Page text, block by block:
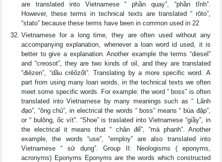
are translated into Vietnamese “ phần quay”, “phần tĩnh”.
However, these terms in technical texts are translated “ rôto”,
“stato” because these terms have been in common used in 22
Vietnamese for a long time, they are often used without any
accompanying explanation, whenever a loan word id used, it is
better to give a explanation. Another example the terms “diesel”
and “creosot”, they are two kinds of oil, and they are translated
“điêzen”, “dầu crêôzốt”. Translating by a more specific word. A
part from using many loan words, in the technical texts we often
meet some specific words. For example: the word “ boss” is often
translated into Vietnamese by many meanings such as “ Lãnh
đạo”, “ông chủ”, in electrical the words “ boss” means “ búa đập”,
or “ bulông, ốc vít”. “Shoe” is traslated into Vietnamese “giầy”, in
the electrical it means that “ chân đế”, “má phanh”. Another
example, the words “use”, “employ” are also translated into
Vietnamese “ sử dụng”. Group II: Neologisms ( eponyms,
acronyms) Eponyms Eponyms are the words which constructed